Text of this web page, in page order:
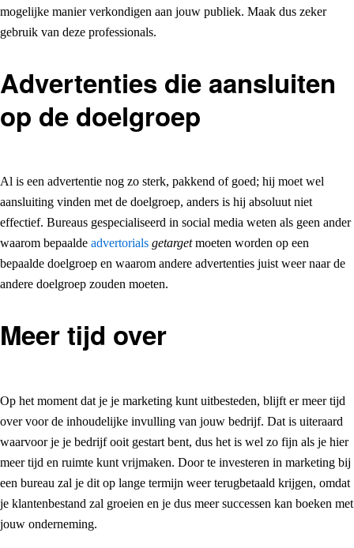
mogelijke manier verkondigen aan jouw publiek. Maak dus zeker
gebruik van deze professionals.
Advertenties die aansluiten
op de doelgroep
Al is een advertentie nog zo sterk, pakkend of goed; hij moet wel
aansluiting vinden met de doelgroep, anders is hij absoluut niet
effectief. Bureaus gespecialiseerd in social media weten als geen ander
waarom bepaalde advertorials getargetmoeten worden op een
bepaalde doelgroep en waarom andere advertenties juist weer naar de
andere doelgroep zouden moeten.
Meer tijd over
Op het moment dat je je marketing kunt uitbesteden, blijft er meer tijd
over voor de inhoudelijke invulling van jouw bedrijf. Dat is uiteraard
waarvoor je je bedrijf ooit gestart bent, dus het is wel zo fijn als je hier
meer tijd en ruimte kunt vrijmaken. Door te investeren in marketing bij
een bureau zal je dit op lange termijn weer terugbetaald krijgen, omdat
je klantenbestand zal groeien en je dus meer successen kan boeken met
jouw onderneming.